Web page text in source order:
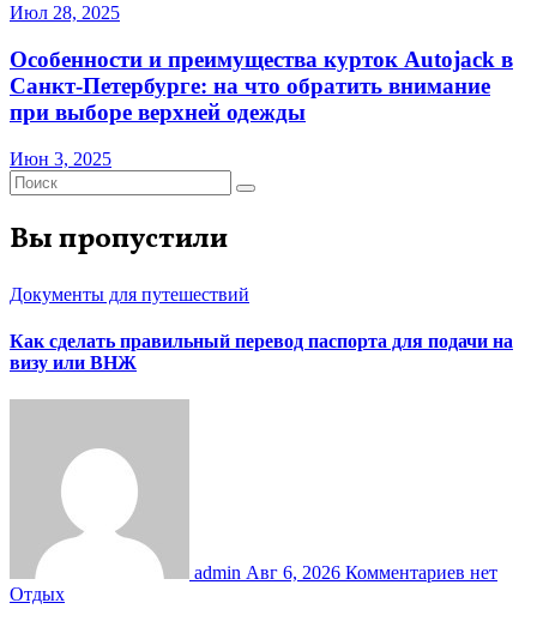
Июл 28, 2025
Особенности и преимущества курток Autojack в
Санкт-Петербурге: на что обратить внимание
при выборе верхней одежды
Июн 3, 2025
Вы пропустили
Документы для путешествий
Как сделать правильный перевод паспорта для подачи на
визу или ВНЖ
admin Авг 6, 2026 Комментариев нет
Отдых